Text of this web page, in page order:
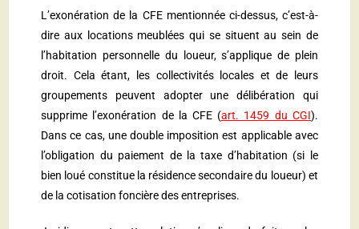
L’exonération de la CFE mentionnée ci-dessus, c’est-à-
dire aux locations meublées qui se situent au sein de
l’habitation personnelle du loueur, s’applique de plein
droit. Cela étant, les collectivités locales et de leurs
groupements peuvent adopter une délibération qui
supprime l’exonération de la CFE (art. 1459 du CGI).
Dans ce cas, une double imposition est applicable avec
l’obligation du paiement de la taxe d’habitation (si le
bien loué constitue la résidence secondaire du loueur) et
de la cotisation foncière des entreprises.